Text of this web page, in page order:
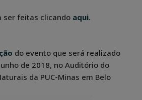
ser feitas clicando aqui.
do evento que será realizado
de 2018, no Auditório do
da PUC-Minas em Belo